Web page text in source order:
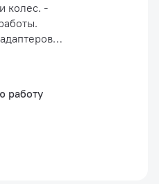
колес. -
STANDARD
гайки,
работу